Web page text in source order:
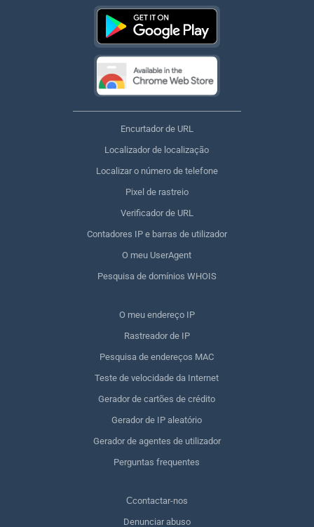
Encurtador de URL
Localizador de localização
Localizar o número de telefone
Pixel de rastreio
Verificador de URL
Contadores IP e barras de utilizador
O meu UserAgent
Pesquisa de domínios WHOIS
O meu endereço IP
Rastreador de IP
Pesquisa de endereços MAC
Teste de velocidade da Internet
Gerador de cartões de crédito
Gerador de IP aleatório
Gerador de agentes de utilizador
Perguntas frequentes
Сcontactar-nos
Denunciar abuso